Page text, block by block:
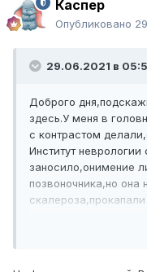
Каспер
Опубликовано
29.06.2021 в
Доброго
здесь.У меня в
с контрастом
Институт
заносило,онимение
позвоночника,но она